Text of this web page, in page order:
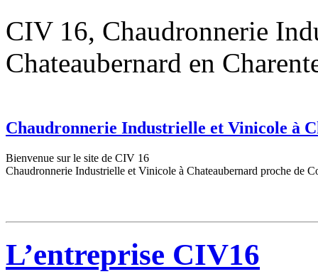
CIV 16, Chaudronnerie
Chateaubernard en
Chaudronnerie Industrielle et Vinicole à
Bienvenue sur le site de CIV 16
Chaudronnerie Industrielle et Vinicole à Chateaubernard proche de
L’entreprise CIV16